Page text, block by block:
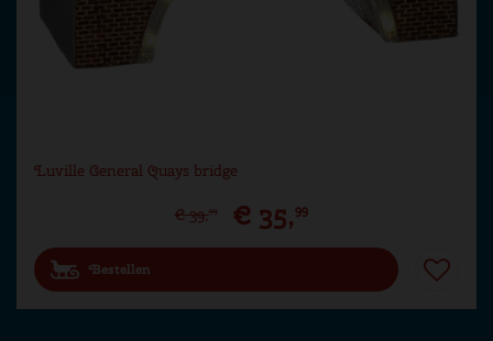
Luville General Quays bridge
€ 39,99 € 35,99
Bestellen